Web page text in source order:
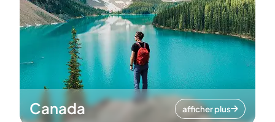
Canada afficher plus